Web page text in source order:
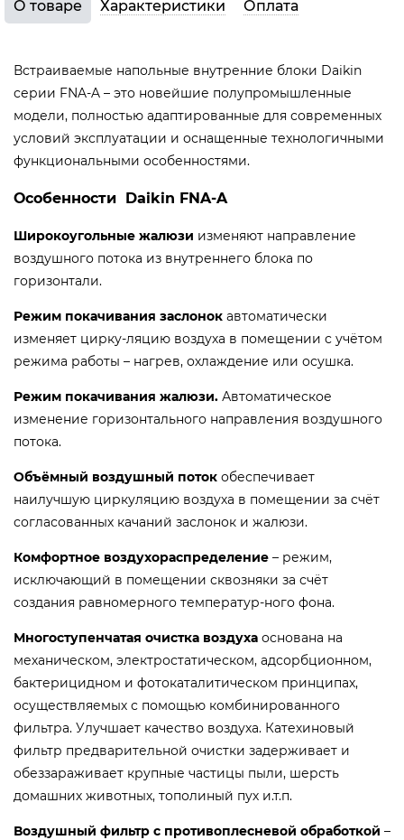
О товаре Характеристики Оплата
Встраиваемые напольные внутренние блоки Daikin
серии FNA-A – это новейшие полупромышленные
модели, полностью адаптированные для современных
условий эксплуатации и оснащенные технологичными
функциональными особенностями.
Особенности Daikin FNA-A
Широкоугольные жалюзи изменяют направление
воздушного потока из внутреннего блока по
горизонтали.
Режим покачивания заслонок автоматически
изменяет цирку-ляцию воздуха в помещении с учётом
режима работы – нагрев, охлаждение или осушка.
Режим покачивания жалюзи. Автоматическое
изменение горизонтального направления воздушного
потока.
Объёмный воздушный поток обеспечивает
наилучшую циркуляцию воздуха в помещении за счёт
согласованных качаний заслонок и жалюзи.
Комфортное воздухораспределение – режим,
исключающий в помещении сквозняки за счёт
создания равномерного температур-ного фона.
Многоступенчатая очистка воздуха основана на
механическом, электростатическом, адсорбционном,
бактерицидном и фотокаталитическом принципах,
осуществляемых с помощью комбинированного
фильтра. Улучшает качество воздуха. Катехиновый
фильтр предварительной очистки задерживает и
обеззараживает крупные частицы пыли, шерсть
домашних животных, тополиный пух и.т.п.
Воздушный фильтр с противоплесневой обработкой –